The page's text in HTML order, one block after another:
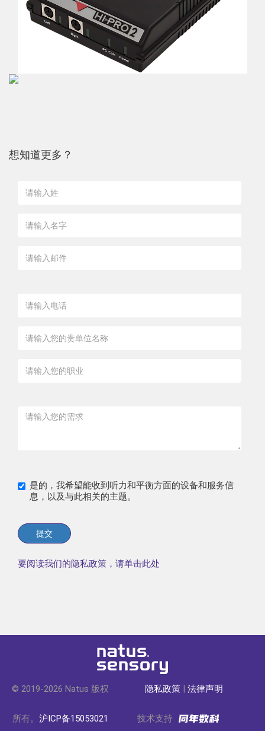
想知道更多？
是的，我希望能收到听力和平衡方面的设备和服务信
息，以及与此相关的主题。
提交
要阅读我们的隐私政策，请单击此处
© 2019-2026 Natus 版权
所有。沪ICP备15053021
隐私政策 |法律声明
技术支持